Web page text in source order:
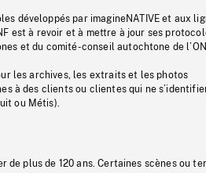
développés par imagineNATIVE et aux
est à revoir et à mettre à jour ses
et du comité-conseil autochtone de
les archives, les extraits et les photos
à des clients ou clientes qui ne
ou Métis).
plus de 120 ans. Certaines scènes ou